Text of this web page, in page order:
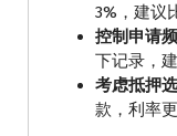
3%，建议
控制申请
下记录，
考虑抵押
款，利率